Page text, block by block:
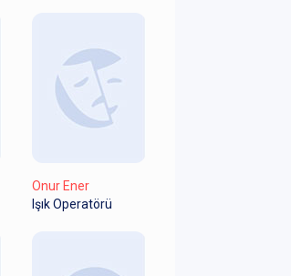
Onur Ener
Işık Operatörü